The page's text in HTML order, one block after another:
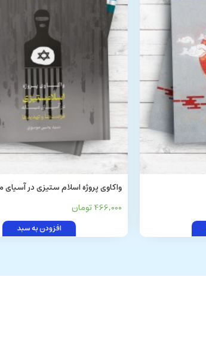
واکاوی پروژه اسلام ستیزی در آسیای
ها و تهدیدها
466,000 تومان
افزودن به سبد